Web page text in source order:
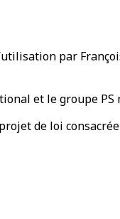
par
et le groupe PS
de loi consacrée